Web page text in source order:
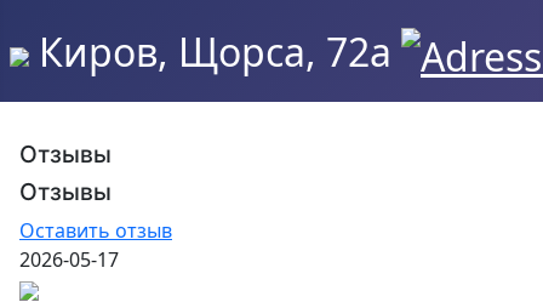
Киров, Щорса, 72а
Отзывы
Отзывы
Оставить отзыв
2026-05-17